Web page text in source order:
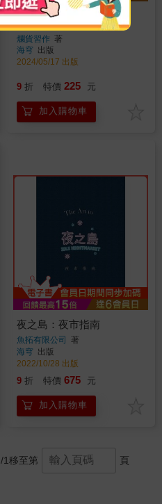
尋能第4小隊. 2
爛貨習作 著
海穹 出版
2024/05/17 出版
9 折 特價 225 元
加入購物車
夜之島：夜市指南
魚拓有限公司
著
海穹 出版
2022/10/28 出版
9 折 特價 675 元
加入購物車
/1移至第 頁